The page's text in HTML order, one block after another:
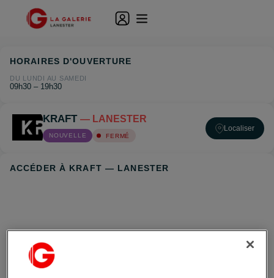
KRAFT — LANESTER
NOUVELLE FERMÉ
Localiser
ACCÉDER À KRAFT — LANESTER
HORAIRES D'OUVERTURE
DU LUNDI AU SAMEDI
09h30 – 19h30